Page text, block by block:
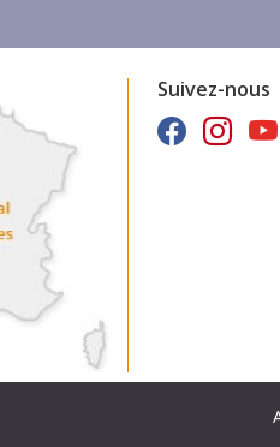
Suivez-nous